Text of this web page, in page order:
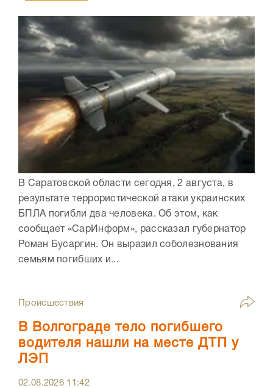
В Саратовской области сегодня, 2 августа, в
результате террористической атаки украинских
БПЛА погибли два человека. Об этом, как
сообщает «СарИнформ», рассказал губернатор
Роман Бусаргин. Он выразил соболезнования
семьям погибших и...
Происшествия
В Волгограде тело погибшего
водителя нашли на месте ДТП у
ЛЭП
02.08.2026 11:42